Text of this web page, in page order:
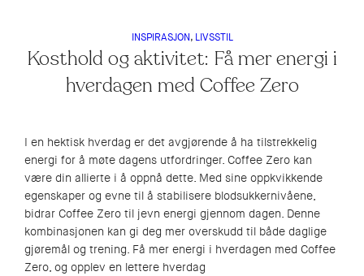
INSPIRASJON, LIVSSTIL
Kosthold og aktivitet: Få mer energi i
hverdagen med Coffee Zero
I en hektisk hverdag er det avgjørende å ha tilstrekkelig
energi for å møte dagens utfordringer. Coffee Zero kan
være din allierte i å oppnå dette. Med sine oppkvikkende
egenskaper og evne til å stabilisere blodsukkernivåene,
bidrar Coffee Zero til jevn energi gjennom dagen. Denne
kombinasjonen kan gi deg mer overskudd til både daglige
gjøremål og trening. Få mer energi i hverdagen med Coffee
Zero, og opplev en lettere hverdag